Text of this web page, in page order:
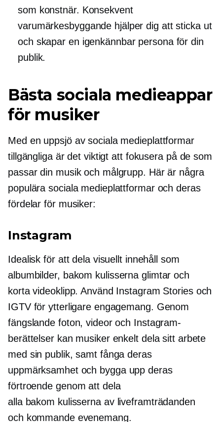
som konstnär. Konsekvent
varumärkesbyggande hjälper dig att sticka ut
och skapar en igenkännbar persona för din
publik.
Bästa sociala medieappar
för musiker
Med en uppsjö av sociala medieplattformar
tillgängliga är det viktigt att fokusera på de som
passar din musik och målgrupp. Här är några
populära sociala medieplattformar och deras
fördelar för musiker:
Instagram
Idealisk för att dela visuellt innehåll som
albumbilder, bakom kulisserna glimtar och
korta videoklipp. Använd Instagram Stories och
IGTV för ytterligare engagemang. Genom
fängslande foton, videor och Instagram-
berättelser kan musiker enkelt dela sitt arbete
med sin publik, samt fånga deras
uppmärksamhet och bygga upp deras
förtroende genom att dela
alla bakom kulissernaav liveframträdanden
och kommande evenemang.